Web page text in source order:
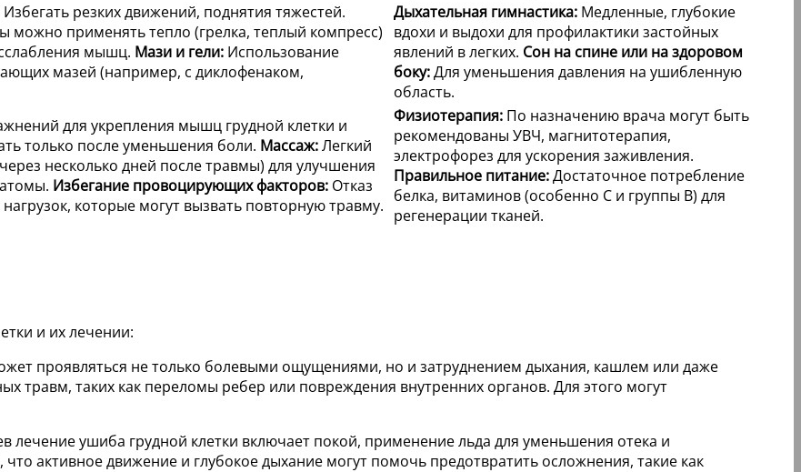
Избегать резких движений, поднятия тяжестей.
можно применять тепло (грелка, теплый компресс)
мышц. Мази и гели: Использование
мазей (например, с диклофенаком,
Дыхательная гимнастика: Медленные, глубокие
вдохи и выдохи для профилактики застойных
явлений в легких. Сон на спине или на здоровом
боку:Для уменьшения давления на ушибленную
область.
для укрепления мышц грудной клетки и
только после уменьшения боли. Массаж:Легкий
несколько дней после травмы) для улучшения
Избегание провоцирующих факторов: Отказ
которые могут вызвать повторную травму.
Физиотерапия: По назначению врача могут быть
рекомендованы УВЧ, магнитотерапия,
электрофорез для ускорения заживления.
Правильное питание:Достаточное потребление
белка, витаминов (особенно С и группы В) для
регенерации тканей.
и их лечении:
проявляться не только болевыми ощущениями, но и затруднением дыхания, кашлем или даже
травм, таких как переломы ребер или повреждения внутренних органов. Для этого могут
лечение ушиба грудной клетки включает покой, применение льда для уменьшения отека и
активное движение и глубокое дыхание могут помочь предотвратить осложнения, такие как